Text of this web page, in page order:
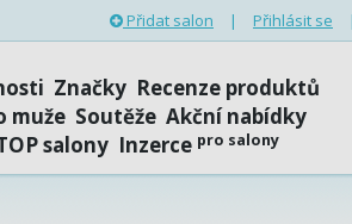
Přidat salon | Přihlásit se
Značky Recenze produktů
muže Soutěže Akční nabídky
salony Inzerce pro salony